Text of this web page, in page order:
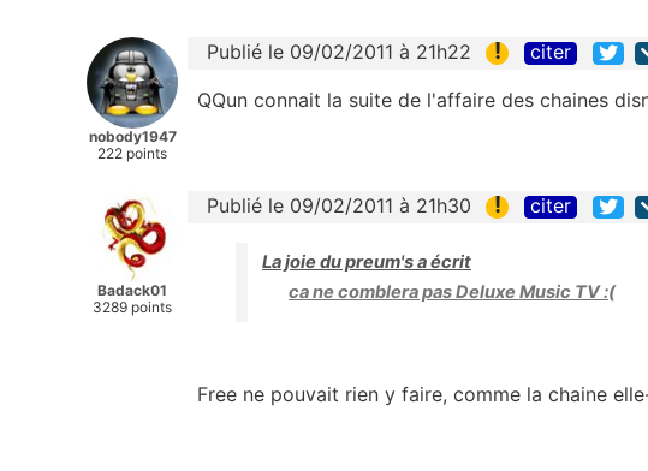
nobody1947
222 points
Publié le 09/02/2011 à 21h22 ! citer
QQun connait la suite de l'affaire des chaines
Badack01
3289 points
Publié le 09/02/2011 à 21h30 ! citer
La joie du preum's a écrit
ca ne comblera pas Deluxe Music TV :(
Free ne pouvait rien y faire, comme la chaine